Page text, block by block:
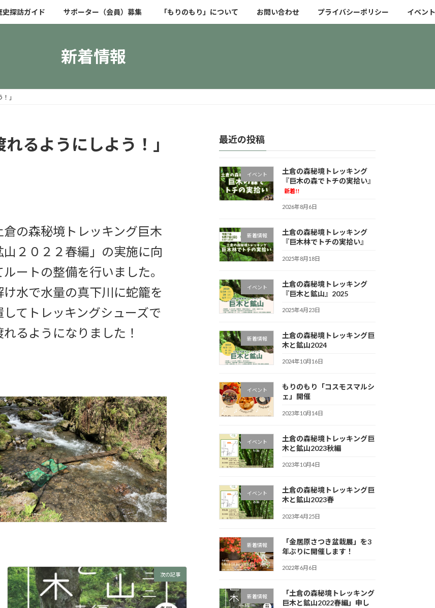
史探訪ガイド サポーター（会員）募集 「もりのもり」について お問い合わせ プライバシーポリシー イベン
新着情報
」
るようにしよう！」
倉の森秘境トレッキング巨木
山２０２２春編」の実施に向
ルートの整備を行いました。
け水で水量の真下川に蛇籠を
してトレッキングシューズで
れるようになりました！
次の記事
最近の投稿
イベント
土倉の森秘境トレッキング
『巨木の森でトチの実拾い』
新着!!
2026年8月6日
新着情報
土倉の森秘境トレッキング
『巨木林でトチの実拾い』
2025年8月18日
イベント
土倉の森秘境トレッキング
『巨木と鉱山』2025
2025年4月23日
新着情報
土倉の森秘境トレッキング巨
木と鉱山2024
2024年10月16日
イベント
もりのもり「コスモスマルシ
ェ」開催
2023年10月14日
イベント
土倉の森秘境トレッキング巨
木と鉱山2023秋編
2023年10月4日
イベント
土倉の森秘境トレッキング巨
木と鉱山2023春
2023年4月25日
新着情報
「金居原さつき盆栽展」を3
年ぶりに開催します！
2022年6月6日
新着情報
「土倉の森秘境トレッキング
巨木と鉱山2022春編」申し